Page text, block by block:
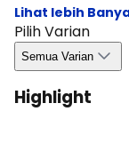
untuk pembelian,
biasanya
Dengan begitu,
tanpa
Pilih Varian
Semua Varian
Highlight